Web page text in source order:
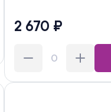
2 670 ₽